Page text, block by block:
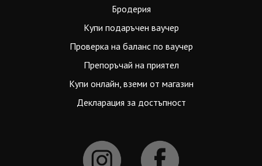
Бродерия
Купи подаръчен ваучер
Проверка на баланс по ваучер
Препоръчай на приятел
Купи онлайн, вземи от магазин
Декларация за достъпност